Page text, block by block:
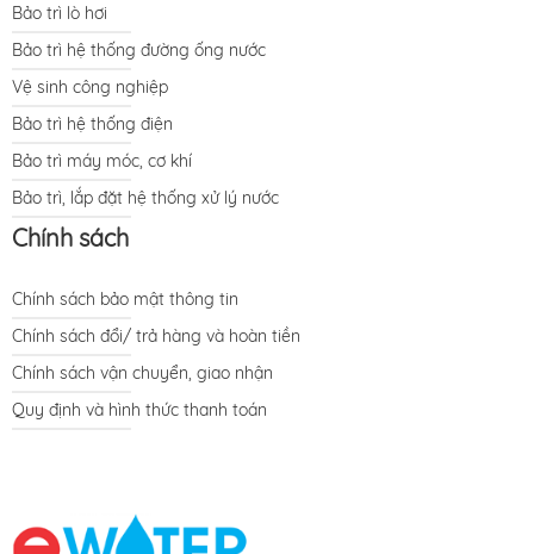
Bảo trì lò hơi
Bảo trì hệ thống đường ống nước
Vệ sinh công nghiệp
Bảo trì hệ thống điện
Bảo trì máy móc, cơ khí
Bảo trì, lắp đặt hệ thống xử lý nước
Chính sách
Chính sách bảo mật thông tin
Chính sách đổi/ trả hàng và hoàn tiền
Chính sách vận chuyển, giao nhận
Quy định và hình thức thanh toán